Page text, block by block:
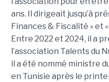
ans. Il dirigeait jusqu’à
Finances & Fiscalité » et
Entre 2022 et 2024, il a
l’association Talents du
il a été nommé ministre
en Tunisie après le